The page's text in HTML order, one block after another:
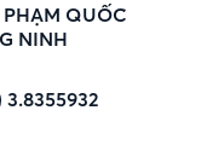
QUỐC
NINH
3.8355932